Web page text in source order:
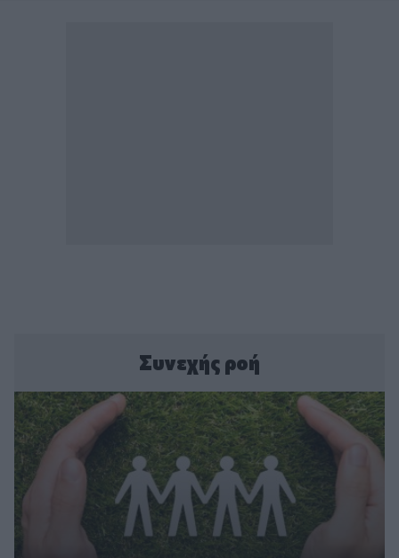
Συνεχής ροή